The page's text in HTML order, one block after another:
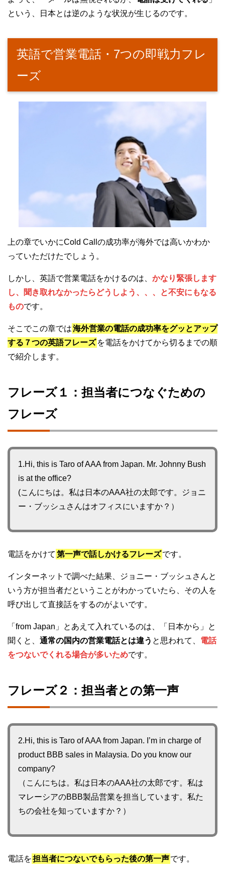
という、日本とは逆のような状況が生じるのです。
英語で営業電話・7つの即戦力フレ
ーズ
上の章でいかにCold Callの成功率が海外では高いかわか
っていただけたでしょう。
しかし、英語で営業電話をかけるのは、 かなり緊張します
し、聞き取れなかったらどうしよう、、、と不安にもなる
ものです。
そこでこの章では海外営業の電話の成功率をグッとアップ
する７つの英語フレーズ を電話をかけてから切るまでの順
で紹介します。
フレーズ１：担当者につなぐための
フレーズ
1.Hi, this is Taro of AAA from Japan. Mr. Johnny Bush
is at the office?
(こんにちは。私は日本のAAA社の太郎です。ジョニ
ー・ブッシュさんはオフィスにいますか？）
電話をかけて 第一声で話しかけるフレーズです。
インターネットで調べた結果、ジョニー・ブッシュさんと
いう方が担当者だということがわかっていたら、その人を
呼び出して直接話をするのがよいです。
「from Japan」とあえて入れているのは、「日本から」と
聞くと、 通常の国内の営業電話とは違う と思われて、 電話
をつないでくれる場合が多いためです。
フレーズ２：担当者との第一声
2.Hi, this is Taro of AAA from Japan. I’m in charge of
product BBB sales in Malaysia. Do you know our
company?
（こんにちは。私は日本のAAA社の太郎です。私は
マレーシアのBBB製品営業を担当しています。私た
ちの会社を知っていますか？）
電話を担当者につないでもらった後の第一声です。